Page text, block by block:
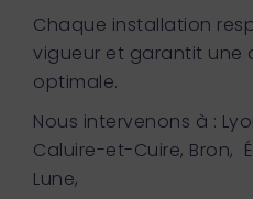
Chaque installation
vigueur et garantit une
optimale.
Nous intervenons à :
Caluire-et-Cuire, Bron,
Lune,